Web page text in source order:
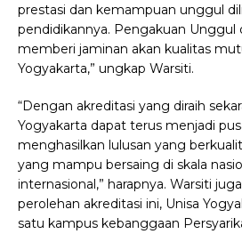
prestasi dan kemampuan unggul
pendidikannya. Pengakuan Unggul
memberi jaminan akan kualitas
Yogyakarta,” ungkap Warsiti.
“Dengan akreditasi yang diraih
Yogyakarta dapat terus menjadi
menghasilkan lulusan yang
yang mampu bersaing di skala
internasional,” harapnya. Warsiti
perolehan akreditasi ini, Unisa
satu kampus kebanggaan